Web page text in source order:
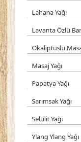
Lahana Yağı
Lavanta Özlü
Okaliptuslu
Masaj Yağı
Papatya Yağı
Sarımsak Yağı
Selülit Yağı
Ylang Ylang Yağı